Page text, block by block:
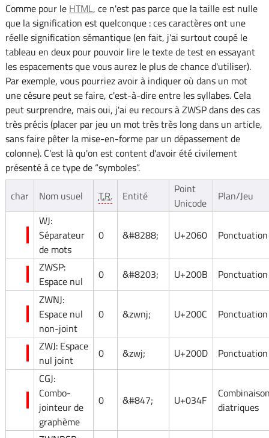
Comme pour le HTML, ce n'est pas parce que la taille est nulle
que la signification est quelconque : ces caractères ont une
réelle signification sémantique (en fait, j'ai surtout coupé le
tableau en deux pour pouvoir lire le texte de test en essayant
les espacements que vous aurez le plus de chance d'utiliser).
Par exemple, vous pourriez avoir à indiquer où dans un mot
une césure peut se faire, c'est-à-dire entre les syllabes. Cela
peut surprendre, mais oui, j'ai eu recours à ZWSP dans des cas
très précis (placer par jeu un mot très très long dans un article,
sans faire pêter la mise-en-forme par un dépassement de
colonne). C'est là qu'on est content d'avoir été civilement
présenté à ce type de “symboles”.
char
Nom usuel T.R. Entité
Point
Unicode
Plan/Jeu
WJ:
Séparateur
de mots
0 &#8288; U+2060 Ponctuation
ZWSP:
Espace nul
0 &#8203; U+200B
Ponctuation
ZWNJ:
Espace nul
non-joint
0 &zwnj; U+200C Ponctuation
ZWJ: Espace
nul joint
0 &zwj; U+200D
Ponctuation
CGJ:
Combo-
jointeur de
graphème
0 &#847; U+034F
diatriques